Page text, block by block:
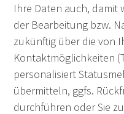
Ihre Daten auch, damit
der Bearbeitung bzw.
zukünftig über die von
Kontaktmöglichkeiten
personalisiert
übermitteln, ggfs.
durchführen oder Sie